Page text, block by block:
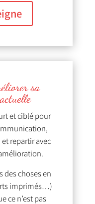
sa
et ciblé pour
repartir avec
des choses en
imprimés…)
ce n’est pas